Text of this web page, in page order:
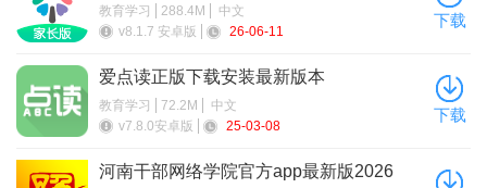
匹配屏幕上的地图和您所在位置可见的星星！
+ 创建快捷方式，将您的观星体验提升到一个全新的水平。
转到“今晚可见”部分并添加Siri的快捷方式。 下次您想要访问您所
在位置的天文事件列表时，请询问Siri，您会比以往更快。
软件介绍
教育学习 288.4M
中文
v8.1.7 安卓版
26-06-11
下载
爱点读正版下载安装最新版本
教育学习 72.2M
中文
v7.8.0安卓版
25-03-08
下载
河南干部网络学院官方app最新版2026